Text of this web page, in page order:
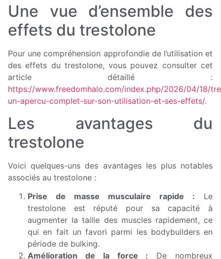
Une vue d’ensemble des
effets du trestolone
Pour une compréhension approfondie de l’utilisation et
des effets du trestolone, vous pouvez consulter cet
article détaillé :
https://www.freedomhalo.com/index.php/2026/04/18/
un-apercu-complet-sur-son-utilisation-et-ses-effets/.
Les avantages du
trestolone
Voici quelques-uns des avantages les plus notables
associés au trestolone :
Prise de masse musculaire rapide : Le
trestolone est réputé pour sa capacité à
augmenter la taille des muscles rapidement, ce
qui en fait un favori parmi les bodybuilders en
période de bulking.
Amélioration de la force : De nombreux